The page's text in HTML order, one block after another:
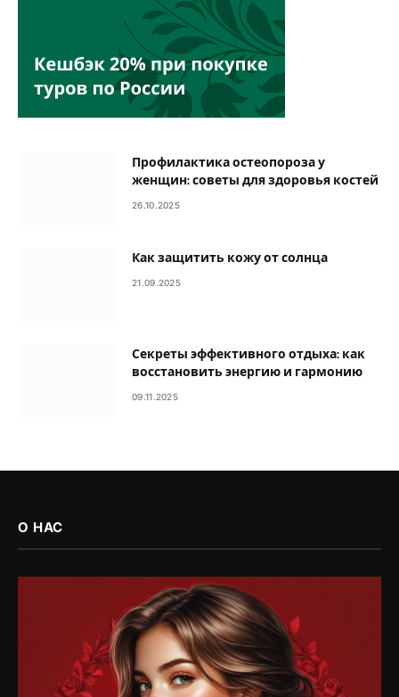
Профилактика остеопороза у
женщин: советы для здоровья костей
26.10.2025
Как защитить кожу от солнца
21.09.2025
Секреты эффективного отдыха: как
восстановить энергию и гармонию
09.11.2025
О НАС